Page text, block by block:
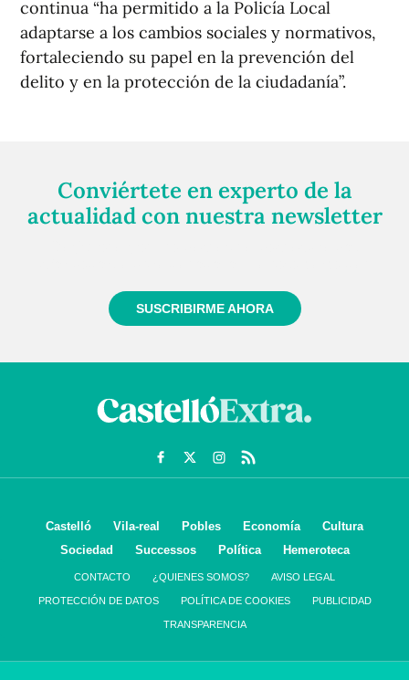
continua “ha permitido a la Policía Local
adaptarse a los cambios sociales y normativos,
fortaleciendo su papel en la prevención del
delito y en la protección de la ciudadanía”.
Conviértete en experto de la
actualidad con nuestra newsletter
SUSCRIBIRME AHORA
Castelló Vila-real Pobles Economía
Cultura
Sociedad
Successos Política Hemeroteca
CONTACTO ¿QUIENES SOMOS? AVISO LEGAL
PROTECCIÓN DE DATOS POLÍTICA DE COOKIES PUBLICIDAD
TRANSPARENCIA